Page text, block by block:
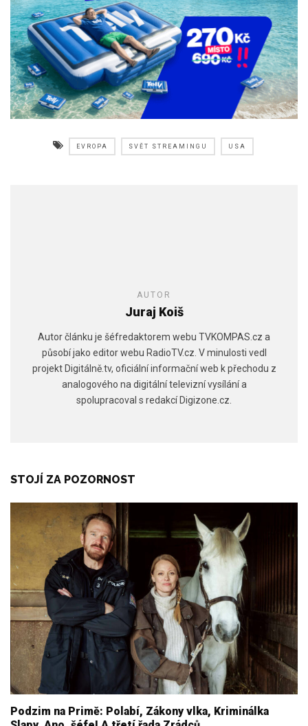
EVROPA SVĚT STREAMINGU USA
AUTOR
Juraj Koiš
Autor článku je šéfredaktorem webu TVKOMPAS.cz a
působí jako editor webu RadioTV.cz. V minulosti vedl
projekt Digitálně.tv, oficiální informační web k přechodu z
analogového na digitální televizní vysílání a
spolupracoval s redakcí Digizone.cz.
STOJÍ ZA POZORNOST
Podzim na Primě: Polabí, Zákony vlka, Kriminálka